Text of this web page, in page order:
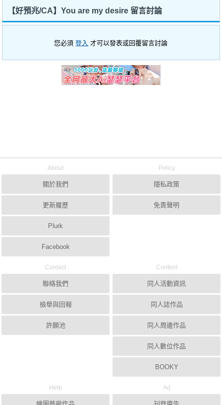
【好預兆/CA】You are my desire 留言討論
您必須登入 才可以發表或回覆留言討論
About
關於我們
更新履歷
Plurk
Facebook
Policy
隱私政策
免責聲明
Contact
聯絡我們
檢舉與回報
許願池
Content
同人活動資訊
同人誌作品
同人周邊作品
同人數位作品
BOOKY
Help Ad